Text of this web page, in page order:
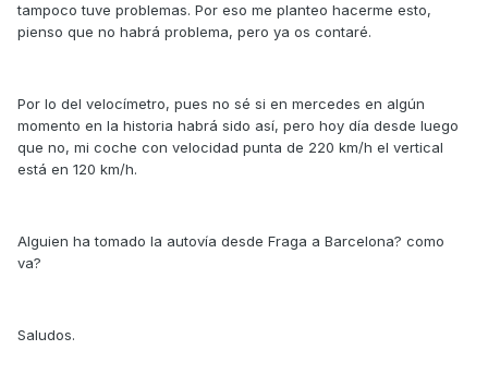
tampoco tuve problemas. Por eso me planteo hacerme esto,
pienso que no habrá problema, pero ya os contaré.
Por lo del velocímetro, pues no sé si en mercedes en algún
momento en la historia habrá sido así, pero hoy día desde luego
que no, mi coche con velocidad punta de 220 km/h el vertical
está en 120 km/h.
Alguien ha tomado la autovía desde Fraga a Barcelona? como
va?
Saludos.